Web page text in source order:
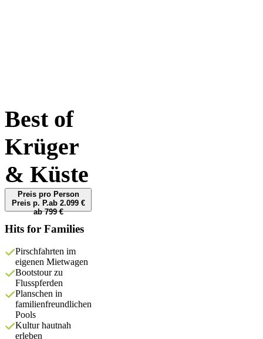
Best of
Krüger
& Küste
Preis pro Person
Preis p. P.ab 2.099 €
ab 799 €
Hits for Families
Pirschfahrten im
eigenen Mietwagen
Bootstour zu
Flusspferden
Planschen in
familienfreundlichen
Pools
Kultur hautnah
erleben